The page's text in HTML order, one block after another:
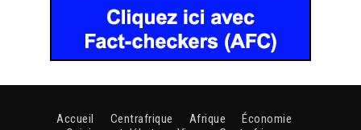
Accueil Centrafrique Afrique
Économie